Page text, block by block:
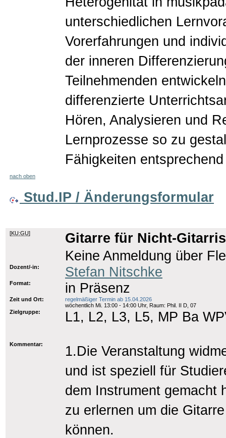
unterschiedlichen
Vorerfahrungen und
der inneren
Teilnehmenden
differenzierte
Hören, Analysieren und
Lernprozesse so zu
Fähigkeiten
nach oben
Stud.IP / Änderungsformular
[KU:GU]
Gitarre für Nicht-
Keine Anmeldung über
Dozent/-in: Stefan Nitschke
Format: in Präsenz
Zeit und Ort:
regelmäßiger Termin ab 15.04.2026
wöchentlich Mi. 13:00 - 14:00 Uhr, Raum: Phil. II D, 07
Zielgruppe:
L1, L2, L3, L5, MP Ba
Kommentar:
1.Die Veranstaltung
und ist speziell für
dem Instrument gemacht
zu erlernen um die
können.